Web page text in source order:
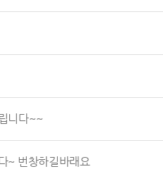
니다~~
~ 번창하길바래요